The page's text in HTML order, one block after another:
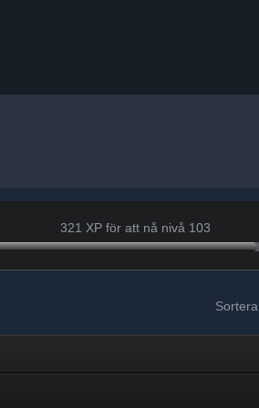
321 XP för att nå nivå 103